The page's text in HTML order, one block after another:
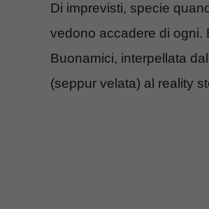
Di imprevisti, specie
vedono accadere di ogni.
Buonamici, interpellata
(seppur velata) al reality